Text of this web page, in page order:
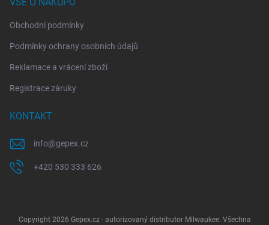
Obchodní podmínky
Podmínky ochrany osobních údajů
Reklamace a vrácení zboží
Registrace záruky
KONTAKT
info@gepex.cz
+420 530 333 626
Copyright 2026 Gepex.cz - autorizovaný distributor Milwaukee. Všechna